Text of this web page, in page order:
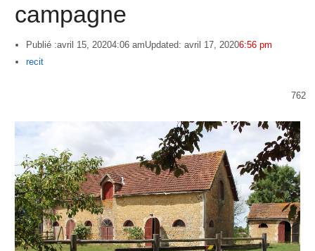
campagne
Publié :avril 15, 20204:06 amUpdated: avril 17, 20206:56 pm
Author
recit
762